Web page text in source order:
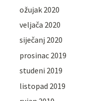
ožujak 2020
veljača 2020
siječanj 2020
prosinac 2019
studeni 2019
listopad 2019